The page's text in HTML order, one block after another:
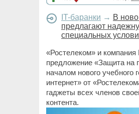
IT-баранки → В
предлагают
специальных
«Ростелеком» и
предложение «Защита на
началом нового
интернет» от
гаджеты всех членов
контента.